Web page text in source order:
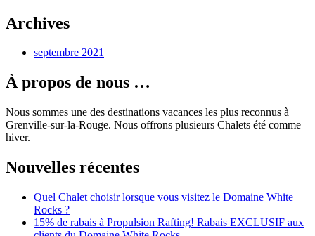
Archives
septembre 2021
À propos de nous …
Nous sommes une des destinations vacances les plus reconnus à
Grenville-sur-la-Rouge. Nous offrons plusieurs Chalets été comme
hiver.
Nouvelles récentes
Quel Chalet choisir lorsque vous visitez le Domaine White
Rocks ?
15% de rabais à Propulsion Rafting! Rabais EXCLUSIF aux